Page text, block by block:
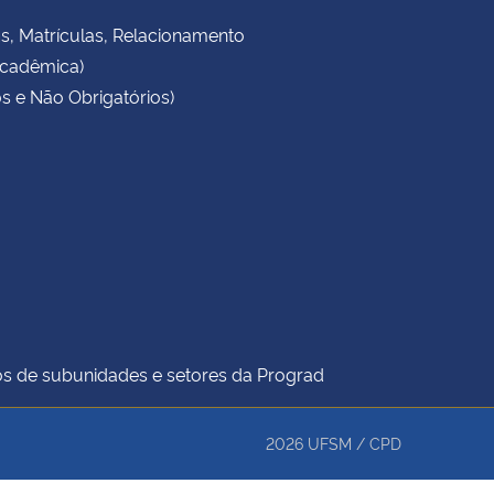
Matrículas, Relacionamento
e Não Obrigatórios)
de subunidades e setores da Prograd
2026 UFSM / CPD